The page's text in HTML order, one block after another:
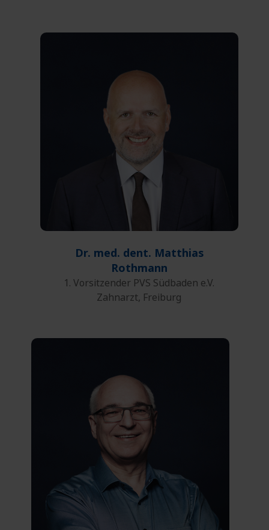
Telefon:
0761 27132-00
Fax:
0761 27132-45
E-Mail
Dr. med. dent. Matthias
Rothmann
1. Vorsitzender PVS Südbaden e.V.
Zahnarzt, Freiburg
Telefon:
0721 55980-0
0721 55980-31
E-Mail